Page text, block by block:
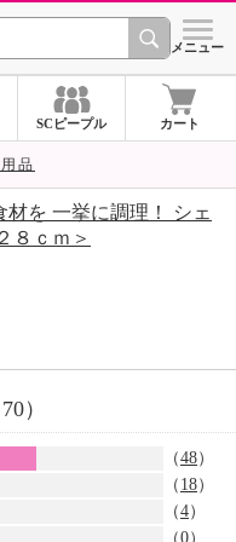
シ
メニュー
SCピープル カート
品
を 一挙に調理！ シェ
８ｃｍ＞
70）
（48）
（ 18）
（4）
（0）